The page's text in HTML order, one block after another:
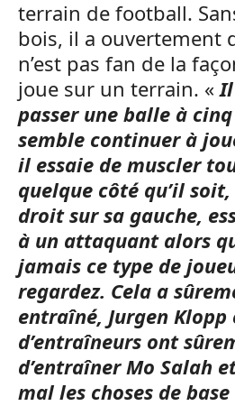
terrain de football.
bois, il a ouvertement
n’est pas fan de la
joue sur un terrain. «
passer une balle à
semble continuer à
il essaie de muscler
quelque côté qu’il
droit sur sa gauche,
à un attaquant alors
jamais ce type de
regardez. Cela a
entraîné, Jurgen
d’entraîneurs ont
d’entraîner Mo Salah
mal les choses de base